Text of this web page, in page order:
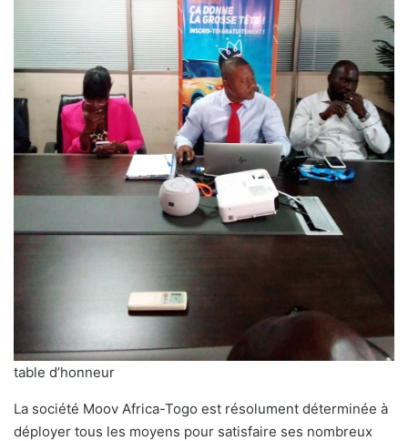
table d’honneur
La société Moov Africa-Togo est résolument déterminée à
déployer tous les moyens pour satisfaire ses nombreux